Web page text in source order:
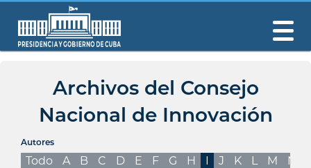
Archivos del Consejo
Nacional de Innovación
Autores
Todo A B C D E F G H I J K L M N